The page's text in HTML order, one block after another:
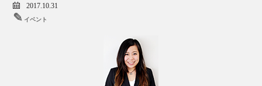
2017.10.31
✎ イベント